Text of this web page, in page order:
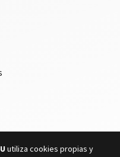
utiliza cookies propias y